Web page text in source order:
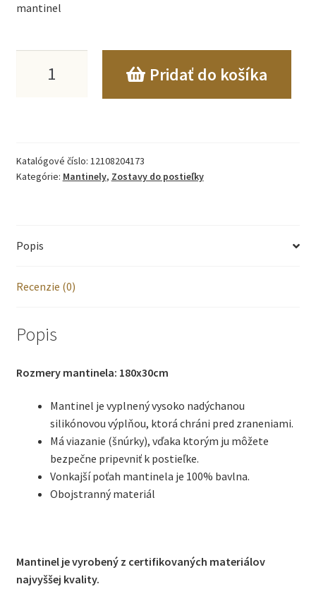
mantinel
postieľku,
bavlna
s
Pridať do košíka
Katalógové číslo: 12108204173
Kategórie: Mantinely, Zostavy do postieľky
Popis
Recenzie (0)
Popis
Rozmery mantinela: 180x30cm
Mantinel je vyplnený vysoko nadýchanou
silikónovou výplňou, ktorá chráni pred zraneniami.
Má viazanie (šnúrky), vďaka ktorým ju môžete
bezpečne pripevniť k postieľke.
Vonkajší poťah mantinela je 100% bavlna.
Obojstranný materiál
Mantinel je vyrobený z certifikovaných materiálov
najvyššej kvality.